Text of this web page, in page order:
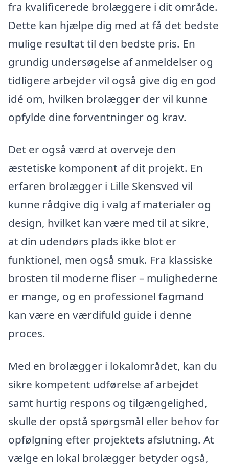
fra kvalificerede brolæggere i dit område.
Dette kan hjælpe dig med at få det bedste
mulige resultat til den bedste pris. En
grundig undersøgelse af anmeldelser og
tidligere arbejder vil også give dig en god
idé om, hvilken brolægger der vil kunne
opfylde dine forventninger og krav.
Det er også værd at overveje den
æstetiske komponent af dit projekt. En
erfaren brolægger i Lille Skensved vil
kunne rådgive dig i valg af materialer og
design, hvilket kan være med til at sikre,
at din udendørs plads ikke blot er
funktionel, men også smuk. Fra klassiske
brosten til moderne fliser – mulighederne
er mange, og en professionel fagmand
kan være en værdifuld guide i denne
proces.
Med en brolægger i lokalområdet, kan du
sikre kompetent udførelse af arbejdet
samt hurtig respons og tilgængelighed,
skulle der opstå spørgsmål eller behov for
opfølgning efter projektets afslutning. At
vælge en lokal brolægger betyder også,